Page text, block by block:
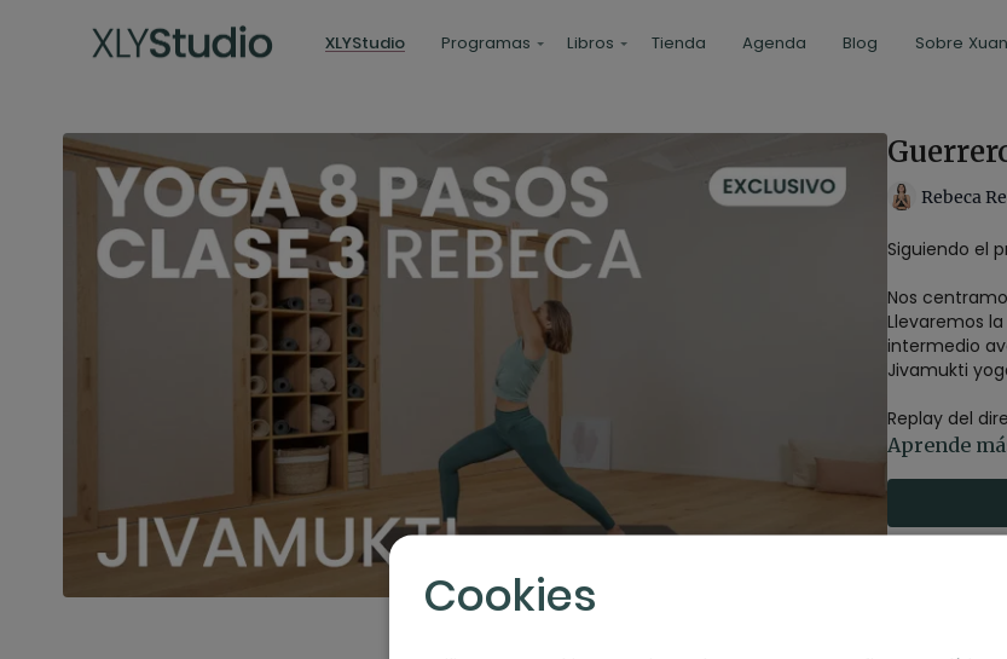
XLYStudio Programas Libros Tienda Agenda Blog Sobre
Rebeca
Siguiendo el
Nos
Llevaremos
intermedio
Jivamukti
Replay del
Aprende
Cookies